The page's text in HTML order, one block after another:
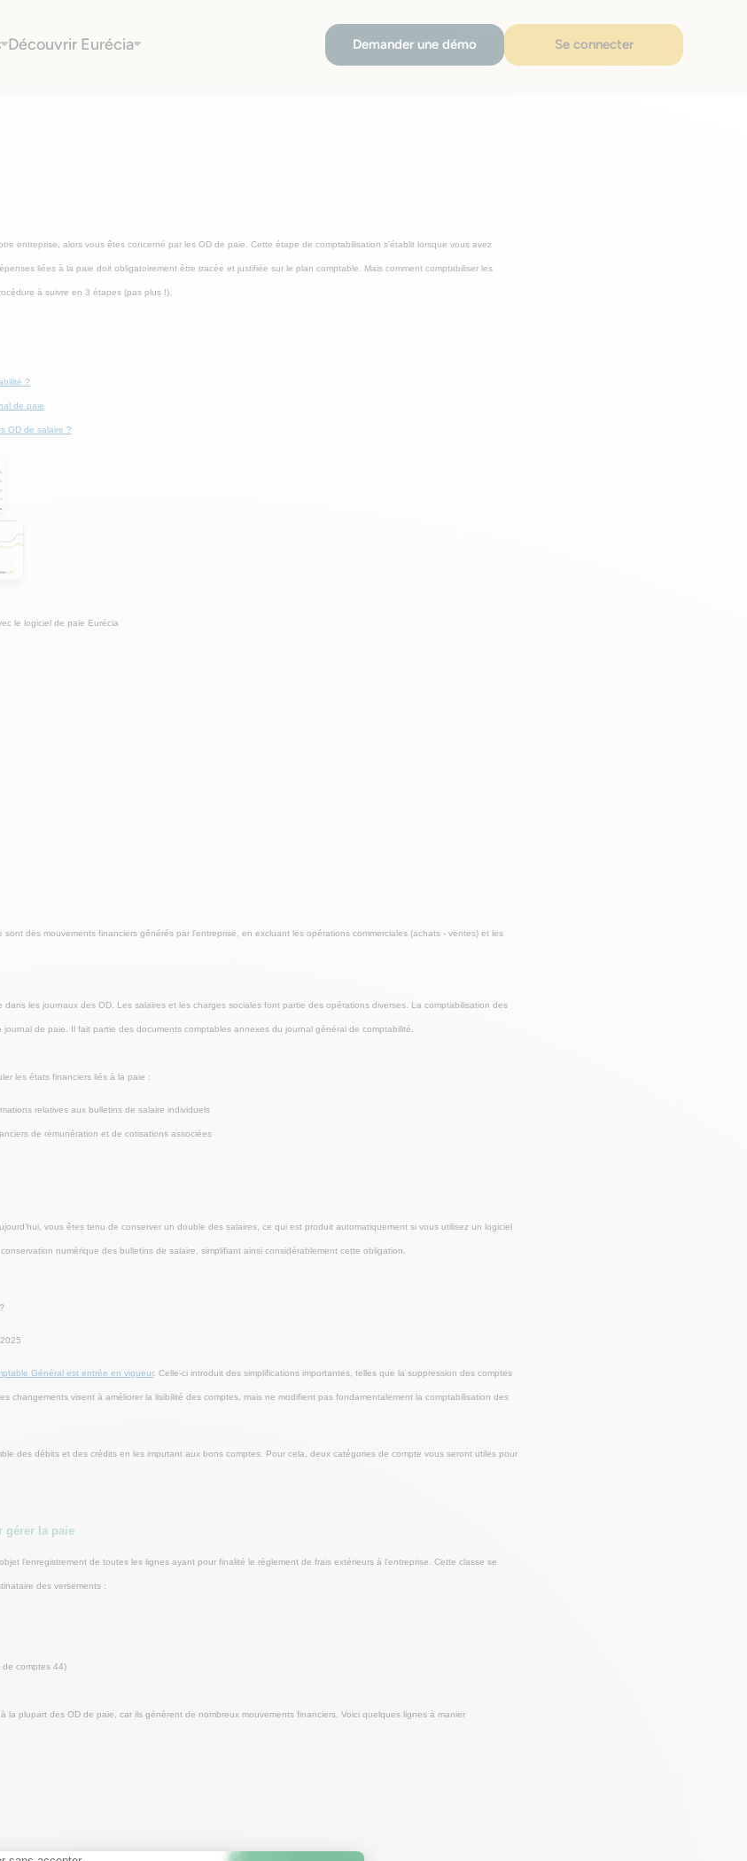
Découvrir Eurécia Demander une démo Se connecter
entreprise, alors vous êtes concerné par les OD de paie. Cette étape de comptabilisation s’établit lorsque vous avez
liées à la paie doit obligatoirement être tracée et justifiée sur le plan comptable. Mais comment comptabiliser les
à suivre en 3 étapes (pas plus !).
?
de paie
OD de salaire ?
le logiciel de paie Eurécia
des mouvements financiers générés par l’entreprise, en excluant les opérations commerciales (achats - ventes) et les
les journaux des OD. Les salaires et les charges sociales font partie des opérations diverses. La comptabilisation des
de paie. Il fait partie des documents comptables annexes du journal général de comptabilité.
les états financiers liés à la paie :
relatives aux bulletins de salaire individuels
de rémunération et de cotisations associées
vous êtes tenu de conserver un double des salaires, ce qui est produit automatiquement si vous utilisez un logiciel
numérique des bulletins de salaire, simplifiant ainsi considérablement cette obligation.
Général est entrée en vigueur. Celle-ci introduit des simplifications importantes, telles que la suppression des comptes
changements visent à améliorer la lisibilité des comptes, mais ne modifient pas fondamentalement la comptabilisation des
des débits et des crédits en les imputant aux bons comptes. Pour cela, deux catégories de compte vous seront utiles pour
gérer la paie
l’enregistrement de toutes les lignes ayant pour finalité le règlement de frais extérieurs à l’entreprise. Cette classe se
des versements :
de comptes 44)
la plupart des OD de paie, car ils génèrent de nombreux mouvements financiers. Voici quelques lignes à manier